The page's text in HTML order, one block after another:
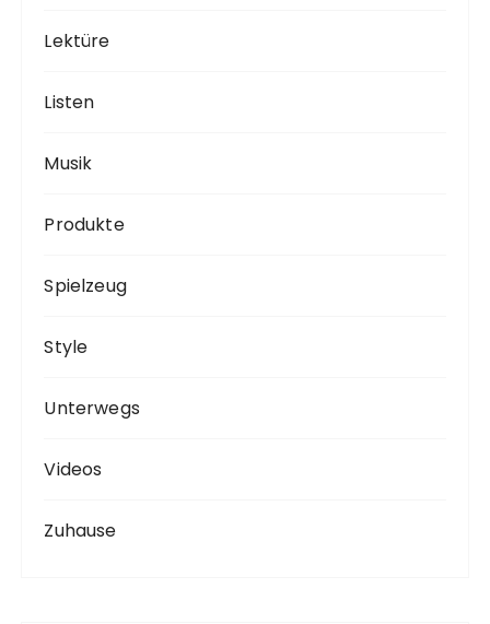
Lektüre
Listen
Musik
Produkte
Spielzeug
Style
Unterwegs
Videos
Zuhause